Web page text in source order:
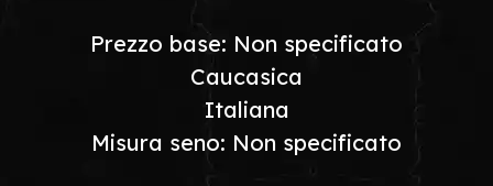
Prezzo base: Non specificato
Caucasica
Italiana
Misura seno: Non specificato